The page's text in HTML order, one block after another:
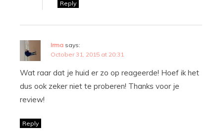
Reply
Irma says:
October 31, 2015 at 20:31
Wat raar dat je huid er zo op reageerde! Hoef ik het
dus ook zeker niet te proberen! Thanks voor je
review!
Reply